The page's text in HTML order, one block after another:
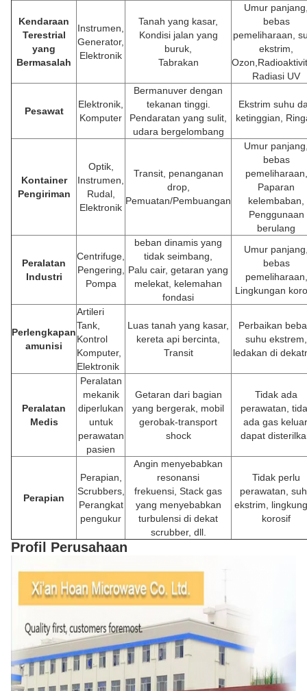
Kendaraan
Terestrial
yang
Bermasalah
Instrumen,
Generator,
Elektronik
Tanah yang kasar,
Kondisi jalan yang
buruk,
Tabrakan
Umur
bebas
pemeliharaan,
ekstrim,
Radiasi UV
Pesawat
Elektronik,
Komputer
Bermanuver dengan
tekanan tinggi.
Pendaratan yang sulit,
udara bergelombang
Ekstrim suhu
ketinggian,
Kontainer
Pengiriman
Optik,
Instrumen,
Rudal,
Elektronik
Transit, penanganan
drop,
Pemuatan/Pembuangan
Umur
bebas
pemeliharaan,
Paparan
kelembaban,
Penggunaan
berulang
Peralatan
Industri
Centrifuge,
Pengering,
Pompa
beban dinamis yang
tidak seimbang,
Palu cair, getaran yang
melekat, kelemahan
fondasi
Umur
bebas
pemeliharaan,
Lingkungan
Perlengkapan
amunisi
Artileri
Tank,
Kontrol
Komputer,
Elektronik
Luas tanah yang kasar,
kereta api bercinta,
Transit
Perbaikan
suhu ekstrem,
ledakan di
Peralatan
Medis
Peralatan
mekanik
diperlukan
untuk
perawatan
pasien
Getaran dari bagian
yang bergerak, mobil
gerobak-transport
shock
Tidak ada
perawatan,
ada gas
dapat
Perapian
Perapian,
Scrubbers,
Perangkat
pengukur
Angin menyebabkan
resonansi
frekuensi, Stack gas
yang menyebabkan
turbulensi di dekat
scrubber, dll.
Tidak perlu
perawatan,
ekstrim,
korosif
Profil Perusahaan